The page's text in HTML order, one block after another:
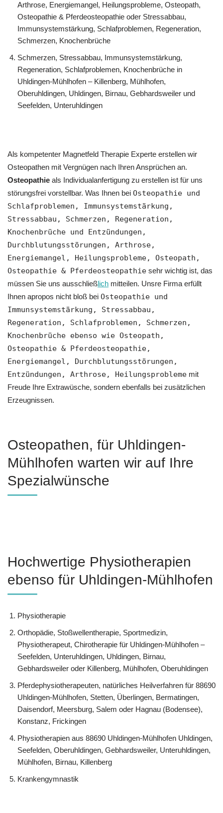
Arthrose, Energiemangel, Heilungsprobleme, Osteopath,
Osteopathie & Pferdeosteopathie oder Stressabbau,
Immunsystemstärkung, Schlafproblemen, Regeneration,
Schmerzen, Knochenbrüche
Schmerzen, Stressabbau, Immunsystemstärkung,
Regeneration, Schlafproblemen, Knochenbrüche in
Uhldingen-Mühlhofen – Killenberg, Mühlhofen,
Oberuhldingen, Uhldingen, Birnau, Gebhardsweiler und
Seefelden, Unteruhldingen
Als kompetenter Magnetfeld Therapie Experte erstellen wir
Osteopathen mit Vergnügen nach Ihren Ansprüchen an.
Osteopathie als Individualanfertigung zu erstellen ist für uns
störungsfrei vorstellbar. Was Ihnen bei Osteopathie und
Schlafproblemen, Immunsystemstärkung,
Stressabbau, Schmerzen, Regeneration,
Knochenbrüche und Entzündungen,
Durchblutungsstörungen, Arthrose,
Energiemangel, Heilungsprobleme, Osteopath,
Osteopathie & Pferdeosteopathie sehr wichtig ist, das
müssen Sie uns ausschließlich mitteilen. Unsre Firma erfüllt
Ihnen apropos nicht bloß bei Osteopathie und
Immunsystemstärkung, Stressabbau,
Regeneration, Schlafproblemen, Schmerzen,
Knochenbrüche ebenso wie Osteopath,
Osteopathie & Pferdeosteopathie,
Energiemangel, Durchblutungsstörungen,
Entzündungen, Arthrose, Heilungsprobleme mit
Freude Ihre Extrawüsche, sondern ebenfalls bei zusätzlichen
Erzeugnissen.
Osteopathen, für Uhldingen-
Mühlhofen warten wir auf Ihre
Spezialwünsche
Hochwertige Physiotherapien
ebenso für Uhldingen-Mühlhofen
Physiotherapie
Orthopädie, Stoßwellentherapie, Sportmedizin,
Physiotherapeut, Chirotherapie für Uhldingen-Mühlhofen –
Seefelden, Unteruhldingen, Uhldingen, Birnau,
Gebhardsweiler oder Killenberg, Mühlhofen, Oberuhldingen
Pferdephysiotherapeuten, natürliches Heilverfahren für 88690
Uhldingen-Mühlhofen, Stetten, Überlingen, Bermatingen,
Daisendorf, Meersburg, Salem oder Hagnau (Bodensee),
Konstanz, Frickingen
Physiotherapien aus 88690 Uhldingen-Mühlhofen Uhldingen,
Seefelden, Oberuhldingen, Gebhardsweiler, Unteruhldingen,
Mühlhofen, Birnau, Killenberg
Krankengymnastik